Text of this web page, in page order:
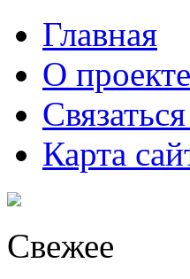
Главная
О проекте
Карта
Свежее